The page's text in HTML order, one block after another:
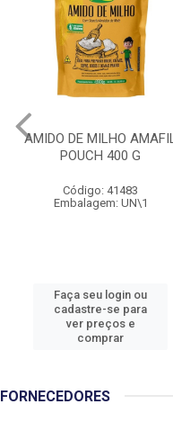
AMIDO DE MILHO AMAFIL
POUCH 400 G
Código: 41483
Embalagem: UN\1
Faça seu login ou
cadastre-se para
ver preços e
comprar
FORNECEDORES